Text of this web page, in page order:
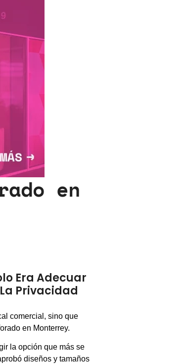
en
Era Adecuar
Privacidad
comercial, sino que
en Monterrey.
la opción que más se
diseños y tamaños